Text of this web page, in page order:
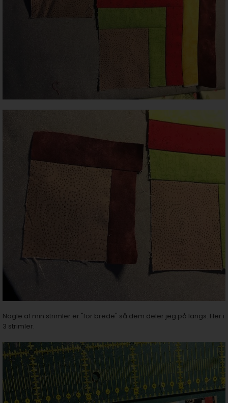
Nogle af min strimler er "for brede" så dem deler jeg på langs. Her i
3 strimler.